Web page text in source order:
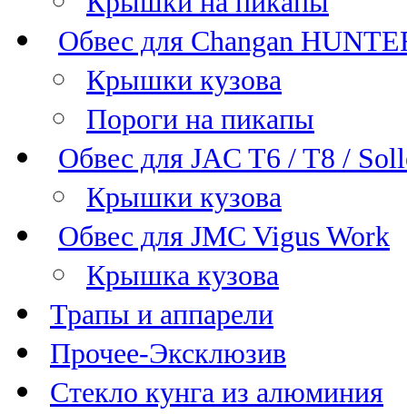
Обвес для Changan
Крышки кузова
Пороги на пикапы
Обвес для JAC T6 / T8 /
Крышки кузова
Обвес для JMC Vigus Work
Крышка кузова
Трапы и аппарели
Прочее-Эксклюзив
Стекло кунга из алюминия